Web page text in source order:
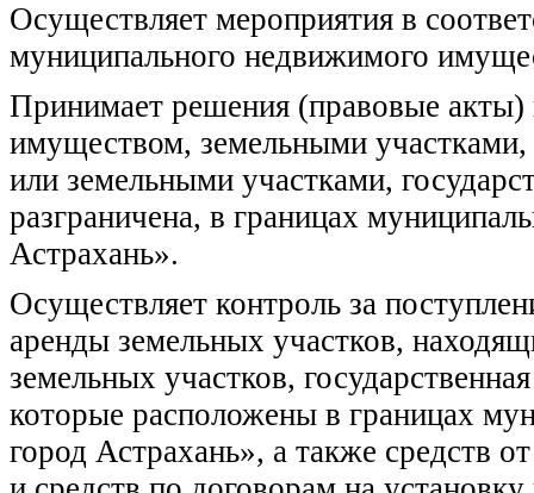
Осуществляет мероприятия в
муниципального недвижимого
Принимает решения (правовые
имуществом, земельными
или земельными участками,
разграничена, в границах
Астрахань».
Осуществляет контроль за
аренды земельных участков,
земельных участков,
которые расположены в границах
город Астрахань», а также средств